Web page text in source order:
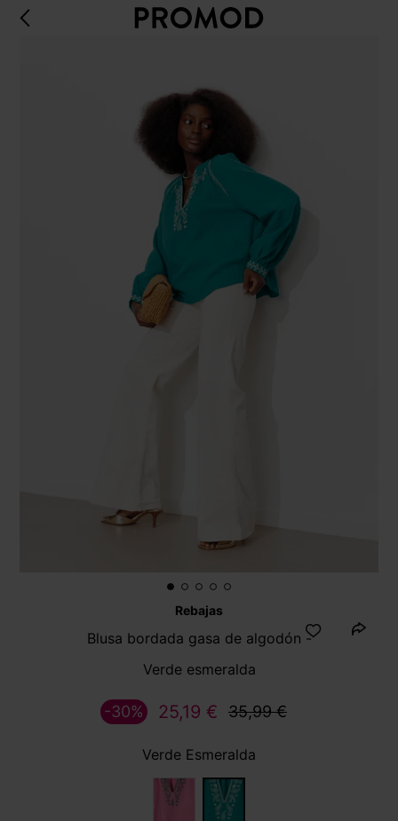
Rebajas
Blusa bordada gasa de algodón -
Verde esmeralda
25,19 € 35,99 €
-30%
Verde Esmeralda